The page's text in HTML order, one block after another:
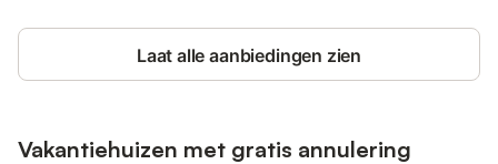
Laat alle aanbiedingen zien
Vakantiehuizen met gratis annulering